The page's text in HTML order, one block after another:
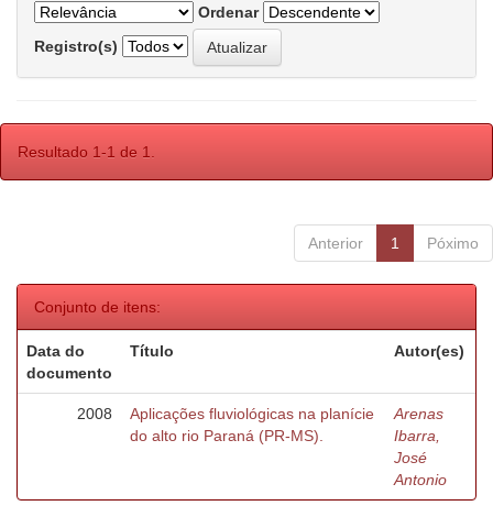
Ordenar
Registro(s)
Resultado 1-1 de 1.
Anterior 1 Póximo
Conjunto de itens:
Data do
documento
Título Autor(es)
2008
Aplicações fluviológicas na planície
do alto rio Paraná (PR-MS).
Arenas
Ibarra,
José
Antonio